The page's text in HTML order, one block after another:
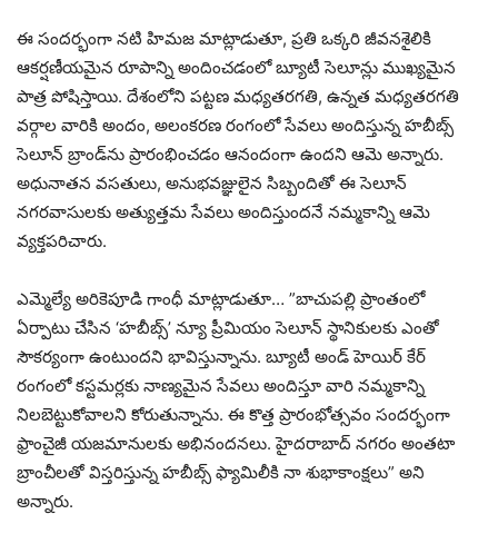
ఈ సందర్భంగా నటి హిమజ మాట్లాడుతూ, ప్రతి ఒక్కరి జీవనశైలికి
ఆకర్షణీయమైన రూపాన్ని అందించడంలో బ్యూటీ సెలూన్లు ముఖ్యమైన
పాత్ర పోషిస్తాయి. దేశంలోని పట్టణ మధ్యతరగతి, ఉన్నత మధ్యతరగతి
వర్గాల వారికి అందం, అలంకరణ రంగంలో సేవలు అందిస్తున్న హబీబ్స్
సెలూన్ బ్రాండ్‌ను ప్రారంభించడం ఆనందంగా ఉందని ఆమె అన్నారు.
అధునాతన వసతులు, అనుభవజ్ఞులైన సిబ్బందితో ఈ సెలూన్
నగరవాసులకు అత్యుత్తమ సేవలు అందిస్తుందనే నమ్మకాన్ని ఆమె
వ్యక్తపరిచారు.
ఎమ్మెల్యే అరికెపూడి గాంధీ మాట్లాడుతూ… ”బాచుపల్లి ప్రాంతంలో
ఏర్పాటు చేసిన ‘హబీబ్స్’ న్యూ ప్రీమియం సెలూన్ స్థానికుల‌కు ఎంతో
సౌక‌ర్యంగా ఉంటుందని భావిస్తున్నాను. బ్యూటీ అండ్ హెయిర్ కేర్
రంగంలో కస్టమర్లకు నాణ్య‌మైన సేవ‌లు అందిస్తూ వారి న‌మ్మ‌కాన్ని
నిల‌బెట్టుకోవాల‌ని కోరుతున్నాను. ఈ కొత్త ప్రారంభోత్సవం సంద‌ర్భంగా
ఫ్రాంచైజీ యజమానులకు అభినందనలు. హైదరాబాద్ న‌గ‌రం అంతటా
బ్రాంచీల‌తో విస్తరిస్తున్న హబీబ్స్ ఫ్యామిలీకి నా శుభాకాంక్షలు” అని
అన్నారు.